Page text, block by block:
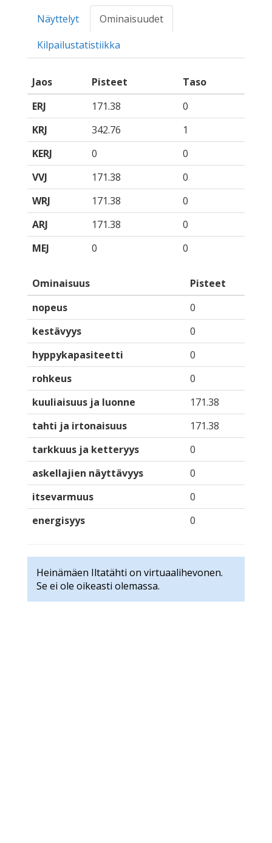
Näyttelyt
Ominaisuudet
Kilpailustatistiikka
Jaos Pisteet
Taso
ERJ
171.38
0
KRJ
342.76
1
KERJ
0
0
VVJ
171.38
0
WRJ
171.38
0
ARJ
171.38
0
MEJ
0 0
Ominaisuus
Pisteet
nopeus
0
kestävyys
0
hyppykapasiteetti
0
rohkeus
0
kuuliaisuus ja luonne
171.38
tahti ja irtonaisuus
171.38
tarkkuus ja ketteryys
0
askellajien näyttävyys
0
itsevarmuus
0
energisyys
0
Heinämäen Iltatähti on virtuaalihevonen.
Se ei ole oikeasti olemassa.